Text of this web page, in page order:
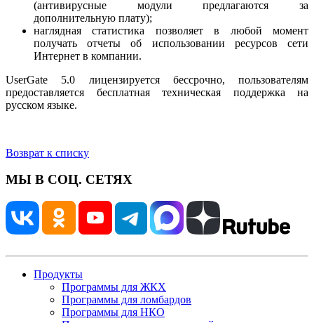
(антивирусные модули предлагаются за
дополнительную плату);
наглядная статистика позволяет в любой момент
получать отчеты об использовании ресурсов сети
Интернет в компании.
UserGate 5.0 лицензируется бессрочно, пользователям
предоставляется бесплатная техническая поддержка на
русском языке.
Возврат к списку
МЫ В СОЦ. СЕТЯХ
Продукты
Программы для ЖКХ
Программы для ломбардов
Программы для НКО